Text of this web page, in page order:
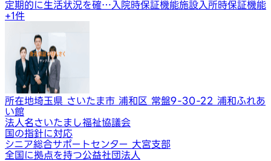
定期的に生活状況を確… 入院時保証機能施設入所時保証機能
+1件
所在地埼玉県 さいたま市 浦和区 常盤9-30-22 浦和ふれあ
い館
法人名さいたまし福祉協議会
国の指針に対応
シニア総合サポートセンター 大宮支部
全国に拠点を持つ公益社団法人